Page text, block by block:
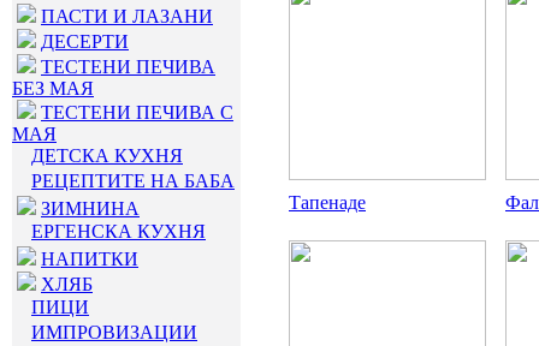
ПАСТИ И ЛАЗАНИ
ДЕСЕРТИ
ТЕСТЕНИ ПЕЧИВА
БЕЗ МАЯ
ТЕСТЕНИ ПЕЧИВА С
МАЯ
ДЕТСКА КУХНЯ
РЕЦЕПТИТЕ НА БАБА
ЗИМНИНА
ЕРГЕНСКА КУХНЯ
НАПИТКИ
ХЛЯБ
ПИЦИ
ИМПРОВИЗАЦИИ
Тапенаде